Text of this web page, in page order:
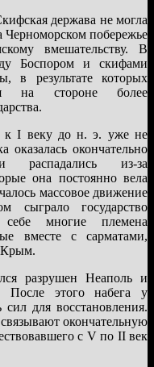
держава не могла
Черноморском побережье
вмешательству. В
Боспором и скифами
в результате которых
на стороне более
к I веку до н. э. уже не
оказалась окончательно
распадались из-за
она постоянно вела
массовое движение
сыграло государство
многие племена
вместе с сарматами,
Крым.
разрушен Неаполь и
После этого набега у
для восстановления.
окончательную
с V по II век